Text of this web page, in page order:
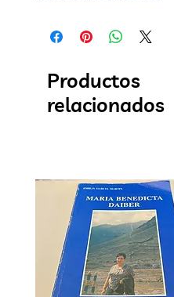
Productos
relacionados